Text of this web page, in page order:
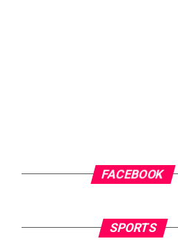
FACEBOOK
SPORTS